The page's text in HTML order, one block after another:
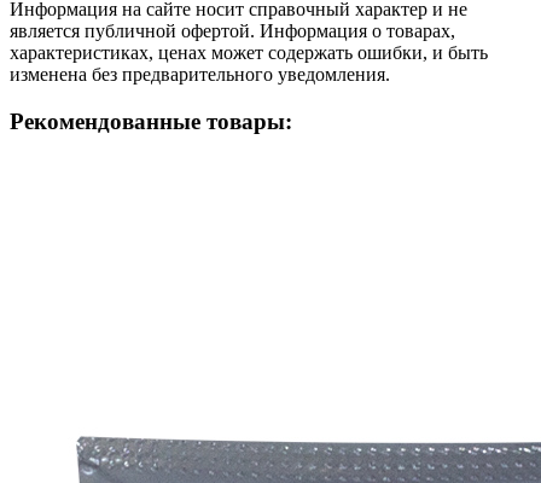
Информация на сайте носит справочный характер и не
является публичной офертой. Информация о товарах,
характеристиках, ценах может содержать ошибки, и быть
изменена без предварительного уведомления.
Рекомендованные товары: